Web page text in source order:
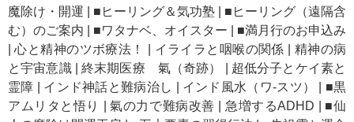
魔除け・開運
■ヒーリング＆気功塾
■ヒーリング（遠隔含
む）のご案内
■ワタナベ、オイスター
■満月行のお申込み
|心と精神のツボ療法！ イライラと咽喉の関係
精神の病
と宇宙意識|終末期医療 氣（奇跡）
超低分子とケイ素と
霊障
インド神話と難病治し インド風水（ワ-スツ）
■黒
アムリタと悟り
|氣の力で難病改善 急増するADHD
■仙